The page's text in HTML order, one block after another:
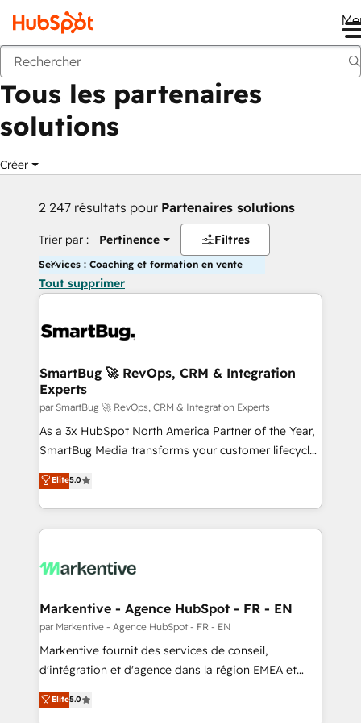
Retour
Tous les partenaires
solutions
Créer
2 247 résultats pour Partenaires solutions
Trier par : Pertinence Filtres
Services : Coaching et formation en vente
Tout supprimer
SmartBug 🚀 RevOps, CRM & Integration
Experts
par SmartBug 🚀 RevOps, CRM & Integration Experts
As a 3x HubSpot North America Partner of the Year,
SmartBug Media transforms your customer lifecycle
into a revenue engine. Our unified ecosystem
includes specialized divisions Globalia (AI &
Software) and Point Success Media (Paid Media),
making this the official home for all three brands. 🔄
and system integrations powered by Globalia’s
trainers to drive platform adoption. 📈 Revenue
Generation - Full-funnel marketing and high-
performance advertising via Point Success Media. -
Expert deployment of Breeze AI and custom agents
accreditations and deep HIPAA-compliance
Elite5.0
Markentive - Agence HubSpot - FR - EN
par Markentive - Agence HubSpot - FR - EN
Markentive fournit des services de conseil,
d'intégration et d'agence dans la région EMEA et
North America. Avec plus de 115 experts en
marketing automation, Growth, Revops, CRM et
Elite5.0